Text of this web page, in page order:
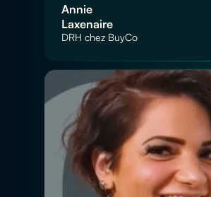
Annie
Laxenaire
DRH chez BuyCo